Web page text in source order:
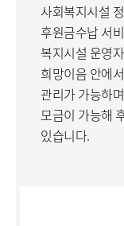
사회복지시설
후원금수납 서
복지시설 운영
희망이음 안에
관리가 가능하
모금이 가능해
있습니다.